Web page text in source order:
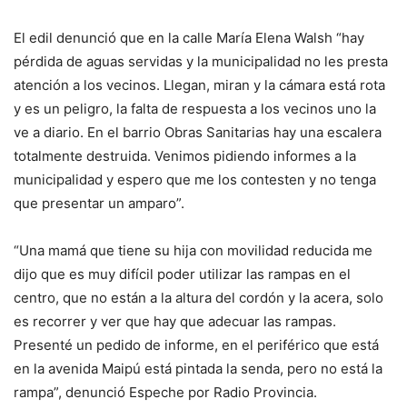
El edil denunció que en la calle María Elena Walsh “hay
pérdida de aguas servidas y la municipalidad no les presta
atención a los vecinos. Llegan, miran y la cámara está rota
y es un peligro, la falta de respuesta a los vecinos uno la
ve a diario. En el barrio Obras Sanitarias hay una escalera
totalmente destruida. Venimos pidiendo informes a la
municipalidad y espero que me los contesten y no tenga
que presentar un amparo”.
“Una mamá que tiene su hija con movilidad reducida me
dijo que es muy difícil poder utilizar las rampas en el
centro, que no están a la altura del cordón y la acera, solo
es recorrer y ver que hay que adecuar las rampas.
Presenté un pedido de informe, en el periférico que está
en la avenida Maipú está pintada la senda, pero no está la
rampa”, denunció Espeche por Radio Provincia.